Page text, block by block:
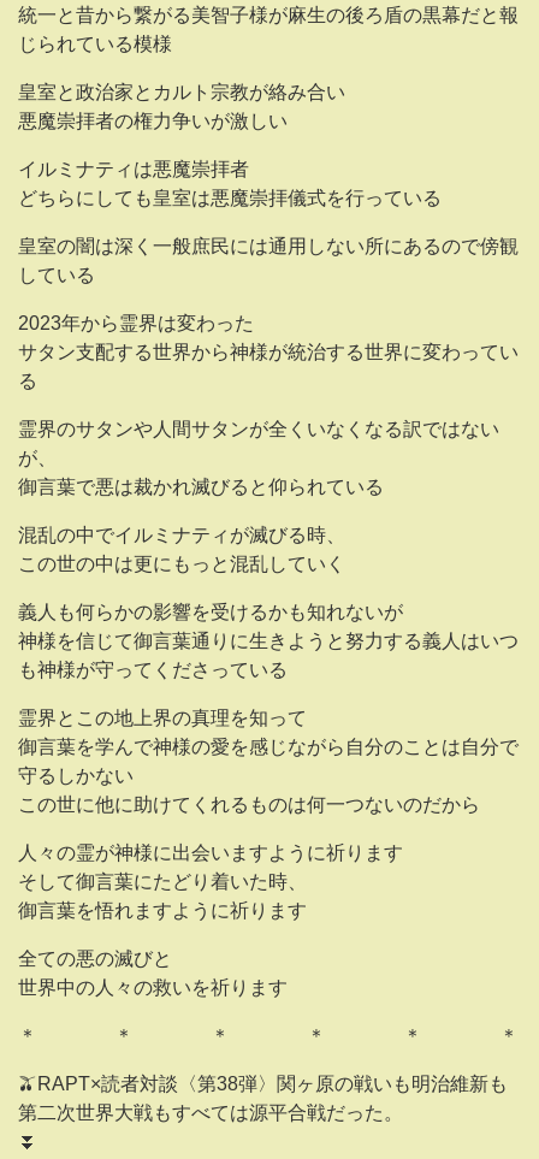
統一と昔から繋がる美智子様が麻生の後ろ盾の黒幕だと報
じられている模様
皇室と政治家とカルト宗教が絡み合い
悪魔崇拝者の権力争いが激しい
イルミナティは悪魔崇拝者
どちらにしても皇室は悪魔崇拝儀式を行っている
皇室の闇は深く一般庶民には通用しない所にあるので傍観
している
2023年から霊界は変わった
サタン支配する世界から神様が統治する世界に変わってい
る
霊界のサタンや人間サタンが全くいなくなる訳ではない
が、
御言葉で悪は裁かれ滅びると仰られている
混乱の中でイルミナティが滅びる時、
この世の中は更にもっと混乱していく
義人も何らかの影響を受けるかも知れないが
神様を信じて御言葉通りに生きようと努力する義人はいつ
も神様が守ってくださっている
霊界とこの地上界の真理を知って
御言葉を学んで神様の愛を感じながら自分のことは自分で
守るしかない
この世に他に助けてくれるものは何一つないのだから
人々の霊が神様に出会いますように祈ります
そして御言葉にたどり着いた時、
御言葉を悟れますように祈ります
全ての悪の滅びと
世界中の人々の救いを祈ります
＊ ＊ ＊ ＊ ＊ ＊
🫒RAPT×読者対談〈第38弾〉関ヶ原の戦いも明治維新も
第二次世界大戦もすべては源平合戦だった。
⏬️